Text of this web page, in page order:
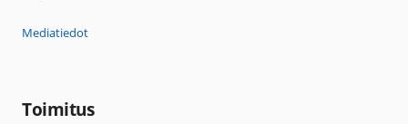
Mediatiedot
Toimitus